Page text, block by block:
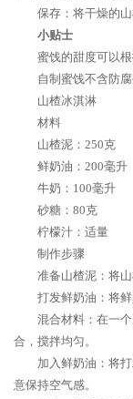
保存：将干燥的
小贴士
蜜饯的甜度可以根
自制蜜饯不含防
山楂冰淇淋
材料
山楂泥：250克
鲜奶油：200毫升
牛奶：100毫升
砂糖：80克
柠檬汁：适量
制作步骤
准备山楂泥：将
打发鲜奶油：将
混合材料：在一
合，搅拌均匀。
加入鲜奶油：将
意保持空气感。